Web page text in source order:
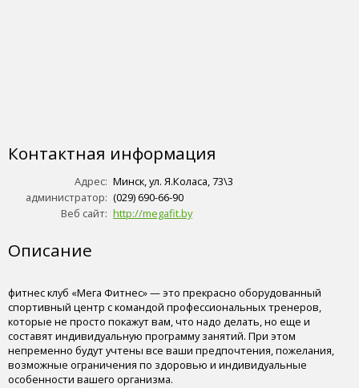
Контактная информация
Адрес: Минск, ул. Я.Коласа, 73\3
администратор: (029) 690-66-90
Веб сайт: http://megafit.by
Описание
фитнес клуб «Мега Фитнес» — это прекрасно оборудованный
спортивный центр с командой профессиональных тренеров,
которые не просто покажут вам, что надо делать, но еще и
составят индивидуальную программу занятий. При этом
непременно будут учтены все ваши предпочтения, пожелания,
возможные ограничения по здоровью и индивидуальные
особенности вашего организма.